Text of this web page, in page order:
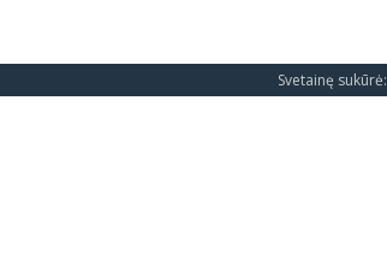
Svetainę sukūrė: